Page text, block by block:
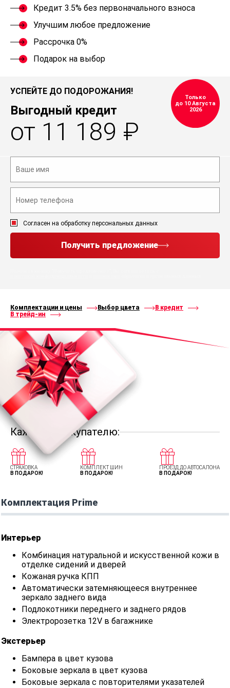
Кредит 3.5% без первоначального взноса
Улучшим любое предложение
Рассрочка 0%
Подарок на выбор
УСПЕЙТЕ ДО ПОДОРОЖАНИЯ!
Выгодный кредит
от 11 189 ₽
Только
до 10 Августа
2026
Согласен на обработку персональных данных
Получить предложение
Комплектации и цены Выбор цвета
В кредит
В трейд-ин
Каждому покупателю:
СТРАХОВКА
В ПОДАРОК!
КОМПЛЕКТ ШИН
В ПОДАРОК!
ПРОЕЗД ДО АВТОСАЛОНА
В ПОДАРОК!
Комплектация Prime
Интерьер
Комбинация натуральной и искусственной кожи в
отделке сидений и дверей
Кожаная ручка КПП
Автоматически затемняющееся внутреннее
зеркало заднего вида
Подлокотники переднего и заднего рядов
Электророзетка 12V в багажнике
Экстерьер
Бампера в цвет кузова
Боковые зеркала в цвет кузова
Боковые зеркала с повторителями указателей